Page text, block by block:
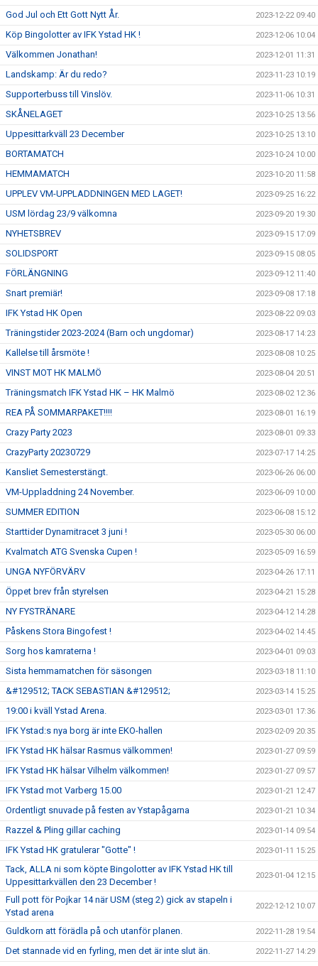
God Jul och Ett Gott Nytt År. 2023-12-22 09:40
Köp Bingolotter av IFK Ystad HK ! 2023-12-06 10:04
Välkommen Jonathan! 2023-12-01 11:31
Landskamp: Är du redo? 2023-11-23 10:19
Supporterbuss till Vinslöv. 2023-11-06 10:31
SKÅNELAGET 2023-10-25 13:56
Uppesittarkväll 23 December 2023-10-25 13:10
BORTAMATCH 2023-10-24 10:00
HEMMAMATCH 2023-10-20 11:58
UPPLEV VM-UPPLADDNINGEN MED LAGET! 2023-09-25 16:22
USM lördag 23/9 välkomna 2023-09-20 19:30
NYHETSBREV 2023-09-15 17:09
SOLIDSPORT 2023-09-15 08:05
FÖRLÄNGNING 2023-09-12 11:40
Snart premiär! 2023-09-08 17:18
IFK Ystad HK Open 2023-08-22 09:03
Träningstider 2023-2024 (Barn och ungdomar) 2023-08-17 14:23
Kallelse till årsmöte ! 2023-08-08 10:25
VINST MOT HK MALMÖ 2023-08-04 20:51
Träningsmatch IFK Ystad HK – HK Malmö 2023-08-02 12:36
REA PÅ SOMMARPAKET!!!! 2023-08-01 16:19
Crazy Party 2023 2023-08-01 09:33
CrazyParty 20230729 2023-07-17 14:25
Kansliet Semesterstängt. 2023-06-26 06:00
VM-Uppladdning 24 November. 2023-06-09 10:00
SUMMER EDITION 2023-06-08 15:12
Starttider Dynamitracet 3 juni ! 2023-05-30 06:00
Kvalmatch ATG Svenska Cupen ! 2023-05-09 16:59
UNGA NYFÖRVÄRV 2023-04-26 17:11
Öppet brev från styrelsen 2023-04-21 15:28
NY FYSTRÄNARE 2023-04-12 14:28
Påskens Stora Bingofest ! 2023-04-02 14:45
Sorg hos kamraterna ! 2023-04-01 09:03
Sista hemmamatchen för säsongen 2023-03-18 11:10
&#129512; TACK SEBASTIAN &#129512; 2023-03-14 15:25
19:00 i kväll Ystad Arena. 2023-03-01 17:36
IFK Ystad:s nya borg är inte EKO-hallen 2023-02-09 20:35
IFK Ystad HK hälsar Rasmus välkommen! 2023-01-27 09:59
IFK Ystad HK hälsar Vilhelm välkommen! 2023-01-27 09:57
IFK Ystad mot Varberg 15.00 2023-01-21 12:47
Ordentligt snuvade på festen av Ystapågarna 2023-01-21 10:34
Razzel & Pling gillar caching 2023-01-14 09:54
IFK Ystad HK gratulerar "Gotte" ! 2023-01-11 15:25
Tack, ALLA ni som köpte Bingolotter av IFK Ystad HK till
Uppesittarkvällen den 23 December !
2023-01-04 12:15
Full pott för Pojkar 14 när USM (steg 2) gick av stapeln i
Ystad arena
2022-12-12 10:07
Guldkorn att förädla på och utanför planen. 2022-11-28 19:54
Det stannade vid en fyrling, men det är inte slut än. 2022-11-27 14:29